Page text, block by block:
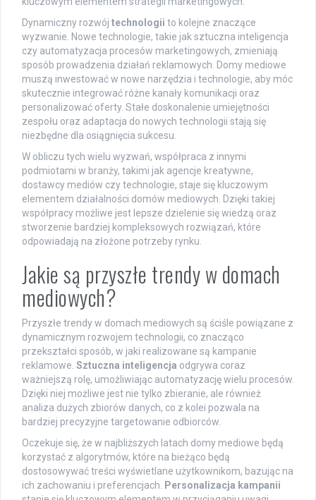
Dynamiczny rozwój technologii to kolejne znaczące
wyzwanie. Nowe technologie, takie jak sztuczna inteligencja
czy automatyzacja procesów marketingowych, zmieniają
sposób prowadzenia działań reklamowych. Domy mediowe
muszą inwestować w nowe narzędzia i technologie, aby móc
skutecznie integrować różne kanały komunikacji oraz
personalizować oferty. Stałe doskonalenie umiejętności
zespołu oraz adaptacja do nowych technologii stają się
niezbędne dla osiągnięcia sukcesu.
W obliczu tych wielu wyzwań, współpraca z innymi
podmiotami w branży, takimi jak agencje kreatywne,
dostawcy mediów czy technologie, staje się kluczowym
elementem działalności domów mediowych. Dzięki takiej
współpracy możliwe jest lepsze dzielenie się wiedzą oraz
stworzenie bardziej kompleksowych rozwiązań, które
odpowiadają na złożone potrzeby rynku.
Jakie są przyszłe trendy w domach
mediowych?
Przyszłe trendy w domach mediowych są ściśle powiązane z
dynamicznym rozwojem technologii, co znacząco
przekształci sposób, w jaki realizowane są kampanie
reklamowe. Sztuczna inteligencja odgrywa coraz
ważniejszą rolę, umożliwiając automatyzację wielu procesów.
Dzięki niej możliwe jest nie tylko zbieranie, ale również
analiza dużych zbiorów danych, co z kolei pozwala na
bardziej precyzyjne targetowanie odbiorców.
Oczekuje się, że w najbliższych latach domy mediowe będą
korzystać z algorytmów, które na bieżąco będą
dostosowywać treści wyświetlane użytkownikom, bazując na
ich zachowaniu i preferencjach.
Personalizacja kampanii